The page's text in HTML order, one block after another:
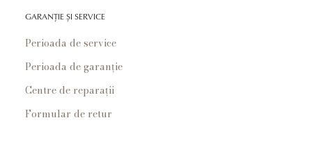
GARANȚIE ȘI SERVICE
Perioada de service
Perioada de garanție
Centre de reparații
Formular de retur